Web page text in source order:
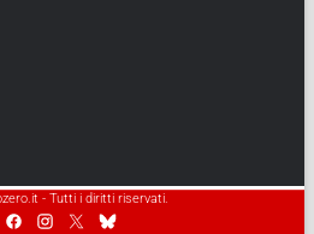
- Tutti i diritti riservati.